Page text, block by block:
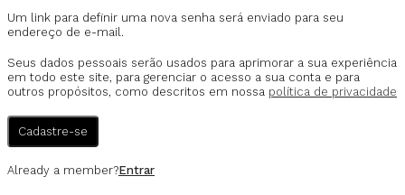
Um link para definir uma nova senha será enviado para seu
endereço de e-mail.
Seus dados pessoais serão usados para aprimorar a sua experiência
em todo este site, para gerenciar o acesso a sua conta e para
outros propósitos, como descritos em nossa política de privacidade
Cadastre-se
Already a member?Entrar